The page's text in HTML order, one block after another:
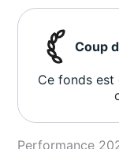
Coup
Ce fonds
Performance